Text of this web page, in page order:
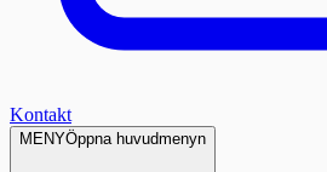
Kontakt
MENYÖppna huvudmenyn